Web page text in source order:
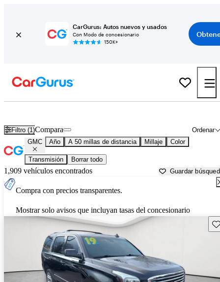
CarGurus: Autos nuevos y usados
Con Modo de concesionario
150K+
Filtro (1) Ordenar
Compara
GMC Año A 50 millas de distancia Millaje Color
Transmisión Borrar todo
1,909 vehículos encontrados Guardar
Compra con precios transparentes.
Mostrar solo avisos que incluyan tasas del concesionario